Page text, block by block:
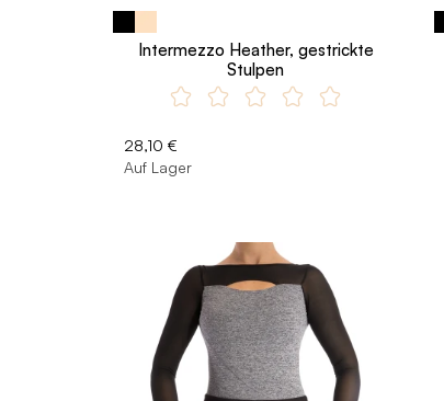
Intermezzo Heather, gestrickte
Stulpen
28,10 €
Auf Lager